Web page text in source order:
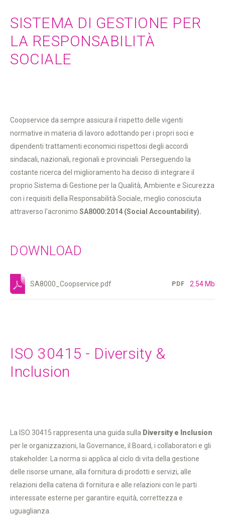
SISTEMA DI GESTIONE PER
LA RESPONSABILITÀ
SOCIALE
Coopservice da sempre assicura il rispetto delle vigenti
normative in materia di lavoro adottando per i propri soci e
dipendenti trattamenti economici rispettosi degli accordi
sindacali, nazionali, regionali e provinciali. Perseguendo la
costante ricerca del miglioramento ha deciso di integrare il
proprio Sistema di Gestione per la Qualità, Ambiente e Sicurezza
con i requisiti della Responsabilità Sociale, meglio conosciuta
attraverso l'acronimo SA8000:2014 (Social Accountability).
DOWNLOAD
SA8000_Coopservice.pdf PDF 2.54 Mb
ISO 30415 - Diversity &
Inclusion
La ISO 30415 rappresenta una guida sulla Diversity e Inclusion
per le organizzazioni, la Governance, il Board, i collaboratori e gli
stakeholder. La norma si applica al ciclo di vita della gestione
delle risorse umane, alla fornitura di prodotti e servizi, alle
relazioni della catena di fornitura e alle relazioni con le parti
interessate esterne per garantire equità, correttezza e
uguaglianza.